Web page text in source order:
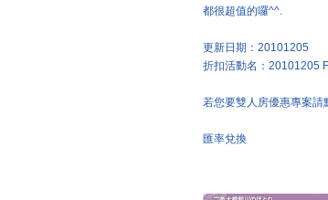
都很超值的囉^^.
更新日期：20101205
折扣活動名：20101205
若您要雙人房優惠專案請
匯率兌換